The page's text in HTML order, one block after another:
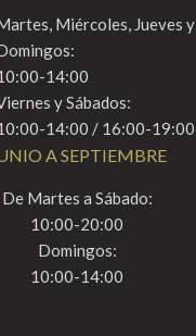
Miércoles, Jueves y
14:00
y Sábados:
14:00 / 16:00-19:00
A SEPTIEMBRE
De Martes a Sábado:
10:00-20:00
Domingos:
10:00-14:00